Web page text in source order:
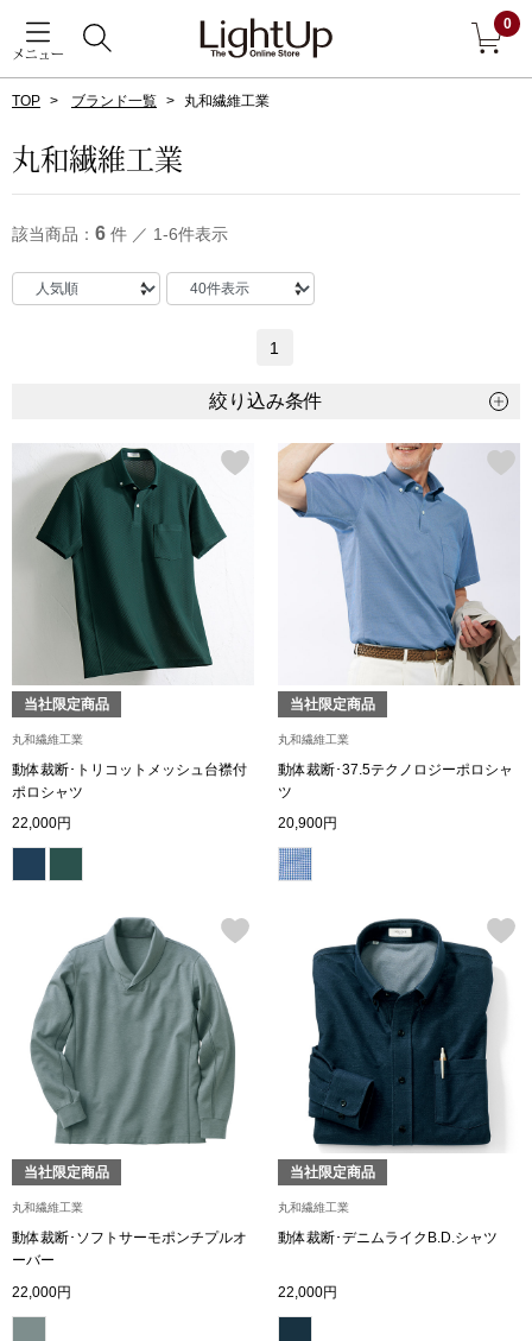
メニュー
0
すべて見る
ダーウェア
アクセサリー
ン雑貨
アウター
その他
トップス
Tシャツ／カッ
ポロシャツ
ベスト
その他
ボトムス
パンツ／スラ
TOP ブランド一覧 丸和繊維工業
丸和繊維工業
該当商品： 6 件 ／ 1-6件表示
1
絞り込み条件
当社限定商品
丸和繊維工業
動体裁断･トリコットメッシュ台襟付
ポロシャツ
22,000円
当社限定商品
丸和繊維工業
動体裁断･37.5テクノロジーポロシャ
ツ
20,900円
当社限定商品
丸和繊維工業
動体裁断･ソフトサーモポンチプルオ
ーバー
22,000円
当社限定商品
丸和繊維工業
動体裁断･デニムライクB.D.シャツ
22,000円